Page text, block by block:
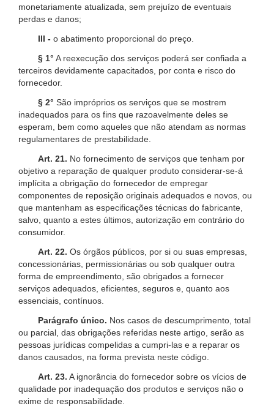
monetariamente atualizada, sem prejuízo de eventuais
perdas e danos;
III - o abatimento proporcional do preço.
§ 1° A reexecução dos serviços poderá ser confiada a
terceiros devidamente capacitados, por conta e risco do
fornecedor.
§ 2° São impróprios os serviços que se mostrem
inadequados para os fins que razoavelmente deles se
esperam, bem como aqueles que não atendam as normas
regulamentares de prestabilidade.
Art. 21. No fornecimento de serviços que tenham por
objetivo a reparação de qualquer produto considerar-se-á
implícita a obrigação do fornecedor de empregar
componentes de reposição originais adequados e novos, ou
que mantenham as especificações técnicas do fabricante,
salvo, quanto a estes últimos, autorização em contrário do
consumidor.
Art. 22. Os órgãos públicos, por si ou suas empresas,
concessionárias, permissionárias ou sob qualquer outra
forma de empreendimento, são obrigados a fornecer
serviços adequados, eficientes, seguros e, quanto aos
essenciais, contínuos.
Parágrafo único. Nos casos de descumprimento, total
ou parcial, das obrigações referidas neste artigo, serão as
pessoas jurídicas compelidas a cumpri-las e a reparar os
danos causados, na forma prevista neste código.
Art. 23. A ignorância do fornecedor sobre os vícios de
qualidade por inadequação dos produtos e serviços não o
exime de responsabilidade.